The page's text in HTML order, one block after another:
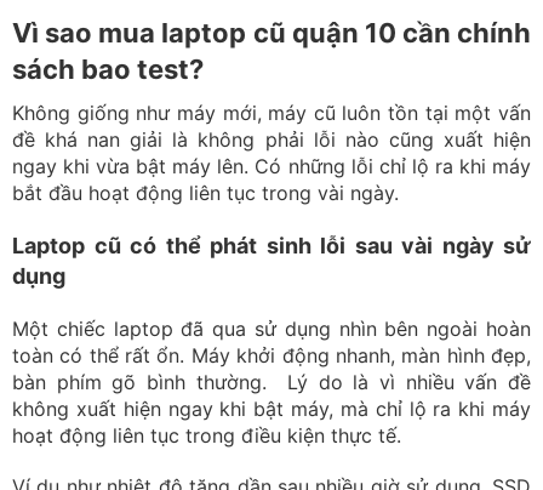
Vì sao mua laptop cũ quận 10 cần chính
sách bao test?
Không giống như máy mới, máy cũ luôn tồn tại một vấn
đề khá nan giải là không phải lỗi nào cũng xuất hiện
ngay khi vừa bật máy lên. Có những lỗi chỉ lộ ra khi máy
bắt đầu hoạt động liên tục trong vài ngày.
Laptop cũ có thể phát sinh lỗi sau vài ngày sử
dụng
Một chiếc laptop đã qua sử dụng nhìn bên ngoài hoàn
toàn có thể rất ổn. Máy khởi động nhanh, màn hình đẹp,
bàn phím gõ bình thường. Lý do là vì nhiều vấn đề
không xuất hiện ngay khi bật máy, mà chỉ lộ ra khi máy
hoạt động liên tục trong điều kiện thực tế.